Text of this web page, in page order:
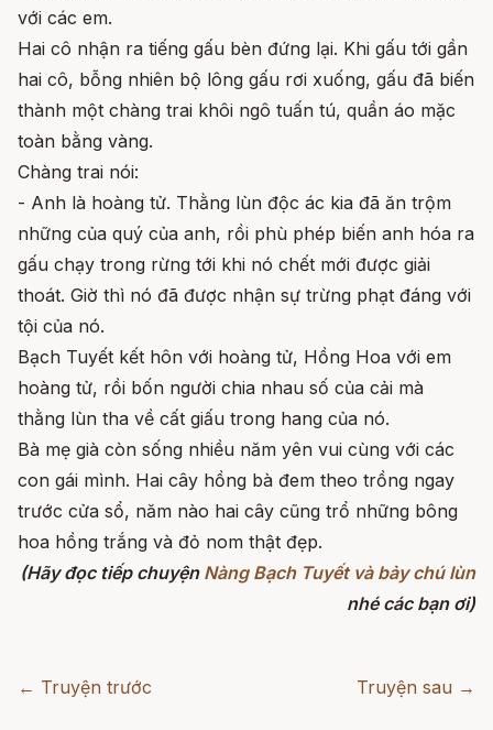
với các em.
Hai cô nhận ra tiếng gấu bèn đứng lại. Khi gấu tới gần
hai cô, bỗng nhiên bộ lông gấu rơi xuống, gấu đã biến
thành một chàng trai khôi ngô tuấn tú, quần áo mặc
toàn bằng vàng.
Chàng trai nói:
- Anh là hoàng tử. Thằng lùn độc ác kia đã ăn trộm
những của quý của anh, rồi phù phép biến anh hóa ra
gấu chạy trong rừng tới khi nó chết mới được giải
thoát. Giờ thì nó đã được nhận sự trừng phạt đáng với
tội của nó.
Bạch Tuyết kết hôn với hoàng tử, Hồng Hoa với em
hoàng tử, rồi bốn người chia nhau số của cải mà
thằng lùn tha về cất giấu trong hang của nó.
Bà mẹ già còn sống nhiều năm yên vui cùng với các
con gái mình. Hai cây hồng bà đem theo trồng ngay
trước cửa sổ, năm nào hai cây cũng trổ những bông
hoa hồng trắng và đỏ nom thật đẹp.
(Hãy đọc tiếp chuyệnNàng Bạch Tuyết và bảy chú lùn
nhé các bạn ơi)
← Truyện trước Truyện sau →